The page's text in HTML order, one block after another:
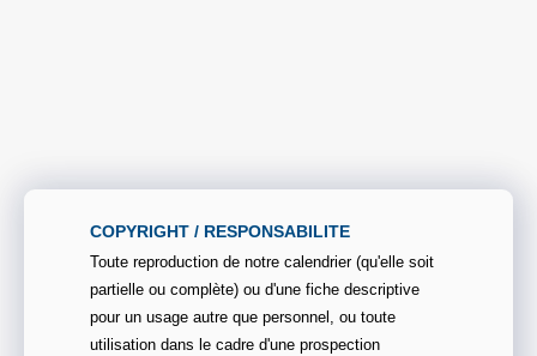
COPYRIGHT / RESPONSABILITE
Toute reproduction de notre calendrier (qu'elle soit
partielle ou complète) ou d'une fiche descriptive
pour un usage autre que personnel, ou toute
utilisation dans le cadre d'une prospection